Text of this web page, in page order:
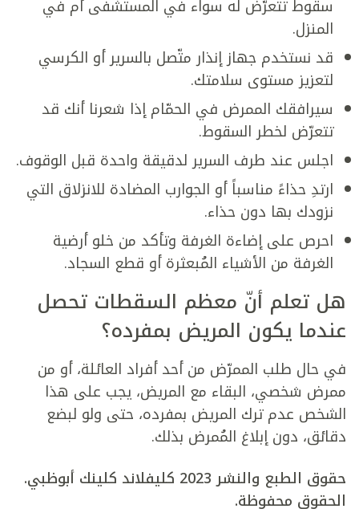
سقوط تتعرّض له سواء في المستشفى أم في
المنزل.
قد نستخدم جهاز إنذار متّصل بالسرير أو الكرسي
لتعزيز مستوى سلامتك.
سيرافقك الممرض في الحمّام إذا شعرنا أنك قد
تتعرّض لخطر السقوط.
اجلس عند طرف السرير لدقيقة واحدة قبل الوقوف.
ارتدِ حذاءً مناسباً أو الجوارب المضادة للانزلاق التي
نزودك بها دون حذاء.
احرص على إضاءة الغرفة وتأكد من خلو أرضية
الغرفة من الأشياء المُبعثرة أو قطع السجاد.
هل تعلم أنّ معظم السقطات تحصل
عندما يكون المريض بمفرده؟
في حال طلب الممرّض من أحد أفراد العائلة، أو من
ممرض شخصي، البقاء مع المريض، يجب على هذا
الشخص عدم ترك المريض بمفرده، حتى ولو لبضع
دقائق، دون إبلاغ المُمرض بذلك.
حقوق الطبع والنشر 2023 كليفلاند كلينك أبوظبي.
الحقوق محفوظة.